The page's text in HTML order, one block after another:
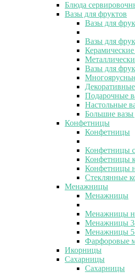
Блюда
Вазы для фруктов
Вазы для
Вазы для
Вазы для
Подарочные
Настольные
Большие вазы
Конфетницы
Конфетницы
Конфетницы
Конфетницы
Конфетницы
Стеклянные
Менажницы
Менажницы
Менажницы
Менажницы
Менажницы
Фарфоровые
Икорницы
Сахарницы
Сахарницы